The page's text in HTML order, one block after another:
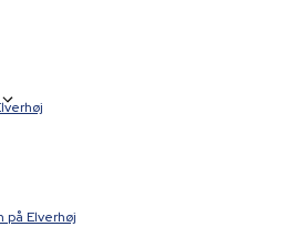
på Elverhøj